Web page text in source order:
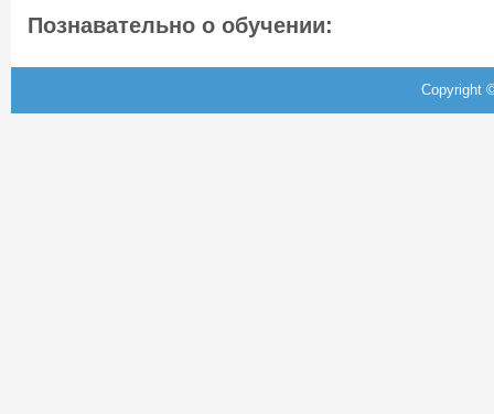
Познавательно о обучении:
Copyright